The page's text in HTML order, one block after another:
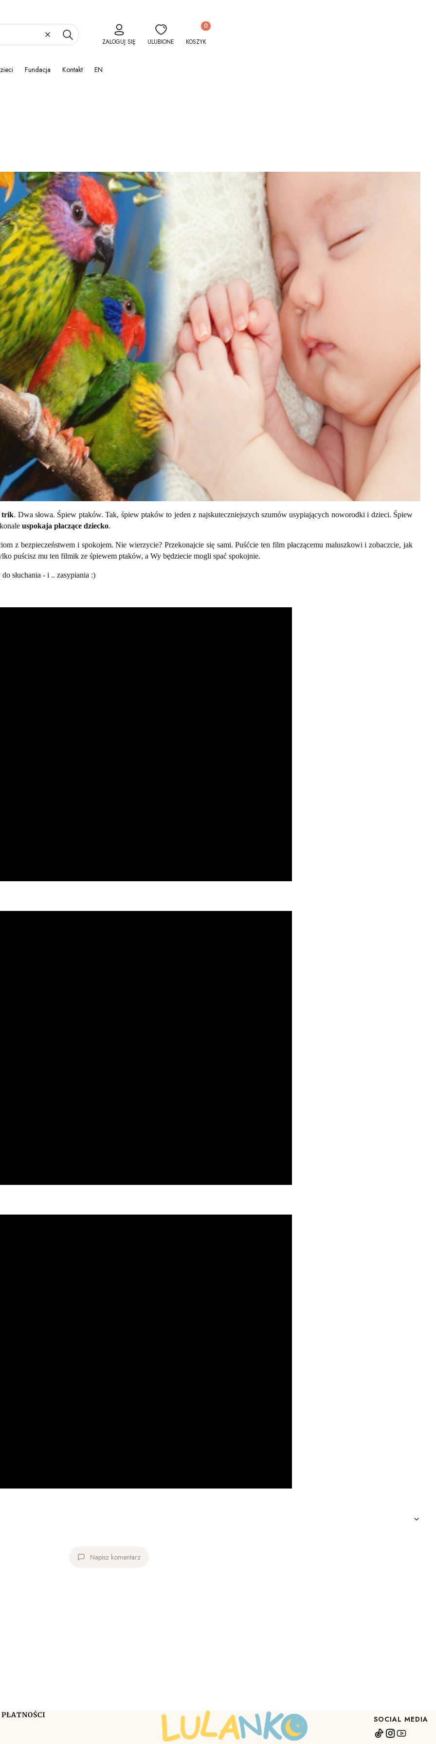
WyczyśćSzukaj ZALOGUJ SIĘ ULUBIONE
Produkty w koszyku: 0. Zobacz szczegóły
KOSZYK
Fundacja Kontakt EN
trik. Dwa słowa. Śpiew ptaków. Tak, śpiew ptaków to jeden z najskuteczniejszych szumów usypiających noworodki i dzieci. Śpiew
uspokaja płaczące dziecko.
z bezpieczeństwem i spokojem. Nie wierzycie? Przekonajcie się sami. Puśćcie ten film płaczącemu maluszkowi i zobaczcie, jak
puścisz mu ten filmik ze śpiewem ptaków, a Wy będziecie mogli spać spokojnie.
słuchania - i .. zasypiania :)
Napisz komentarz
SOCIAL MEDIA